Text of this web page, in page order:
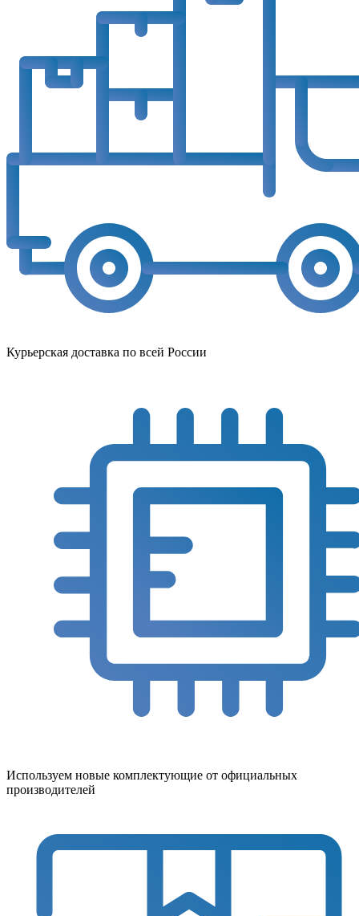
Курьерская доставка по всей России
Используем новые комплектующие от официальных
производителей